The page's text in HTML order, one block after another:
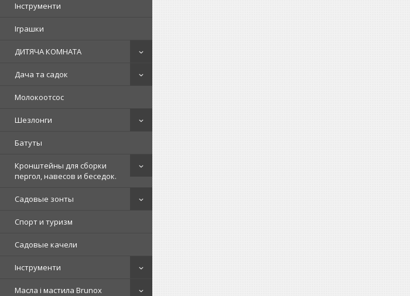
Інструменти
Іграшки
ДИТЯЧА КОМНАТА
Дача та садок
Молокоотсос
Шезлонги
Батуты
Кронштейны для сборки
пергол, навесов и беседок.
Садовые зонты
Спорт и туризм
Садовые качели
Інструменти
Масла і мастила Brunox